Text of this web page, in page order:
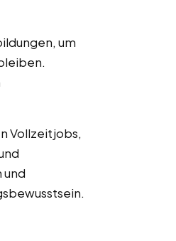
um
Vollzeitjobs,
und